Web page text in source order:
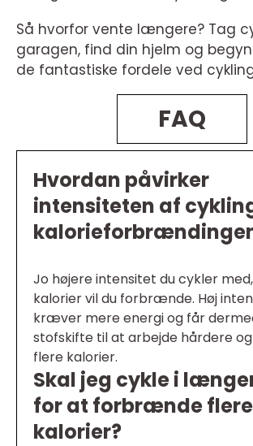
Så hvorfor vente længere? Tag
garagen, find din hjelm og
de fantastiske fordele ved
FAQ
Hvordan påvirker
intensiteten af
Jo højere intensitet du cykler
kalorier vil du forbrænde. Høj
kræver mere energi og får
stofskifte til at arbejde hårdere
flere kalorier.
Skal jeg cykle i
for at forbrænde flere
kalorier?